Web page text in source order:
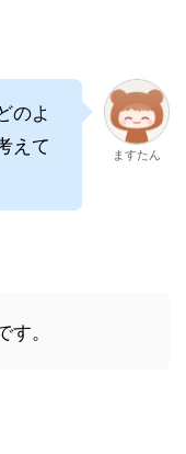
のよ
えて
ますたん
。